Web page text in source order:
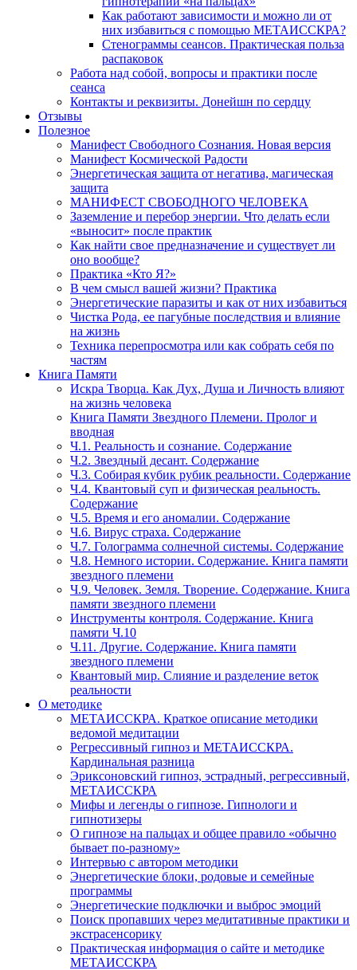
Как работают зависимости и можно ли от
них избавиться с помощью МЕТАИССКРА?
Стенограммы сеансов. Практическая польза
распаковок
Работа над собой, вопросы и практики после
сеанса
Контакты и реквизиты. Донейшн по сердцу
Отзывы
Полезное
Манифест Свободного Сознания. Новая версия
Манифест Космической Радости
Энергетическая защита от негатива, магическая
защита
МАНИФЕСТ СВОБОДНОГО ЧЕЛОВЕКА
Заземление и перебор энергии. Что делать если
«выносит» после практик
Как найти свое предназначение и существует ли
оно вообще?
Практика «Кто Я?»
В чем смысл вашей жизни? Практика
Энергетические паразиты и как от них избавиться
Чистка Рода, ее пагубные последствия и влияние
на жизнь
Техника перепросмотра или как собрать себя по
частям
Книга Памяти
Искра Творца. Как Дух, Душа и Личность влияют
на жизнь человека
Книга Памяти Звездного Племени. Пролог и
вводная
Ч.1. Реальность и сознание. Содержание
Ч.2. Звездный десант. Содержание
Ч.3. Собирая кубик рубик реальности. Содержание
Ч.4. Квантовый суп и физическая реальность.
Содержание
Ч.5. Время и его аномалии. Содержание
Ч.6. Вирус страха. Содержание
Ч.7. Голограмма солнечной системы. Содержание
Ч.8. Немного истории. Содержание. Книга памяти
звездного племени
Ч.9. Человек. Земля. Творение. Содержание. Книга
памяти звездного племени
Инструменты контроля. Содержание. Книга
памяти Ч.10
Ч.11. Другие. Содержание. Книга памяти
звездного племени
Квантовый мир. Слияние и разделение веток
реальности
О методике
МЕТАИССКРА. Краткое описание методики
ведомой медитации
Регрессивный гипноз и МЕТАИССКРА.
Кардинальная разница
Эриксоновский гипноз, эстрадный, регрессивный,
МЕТАИССКРА
Мифы и легенды о гипнозе. Гипнологи и
гипнотизеры
О гипнозе на пальцах и общее правило «обычно
бывает по-разному»
Интервью с автором методики
Энергетические блоки, родовые и семейные
программы
Энергетические подключки и выброс эмоций
Поиск пропавших через медитативные практики и
экстрасенсорику
Практическая информация о сайте и методике
МЕТАИССКРА